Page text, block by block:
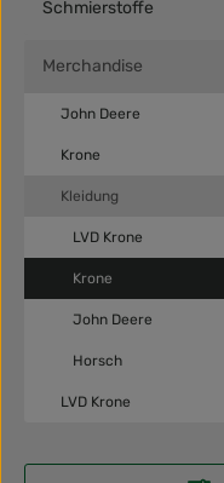
Schmierstoffe
Merchandise
John Deere
Krone
Kleidung
LVD Krone
Krone
John Deere
Horsch
LVD Krone